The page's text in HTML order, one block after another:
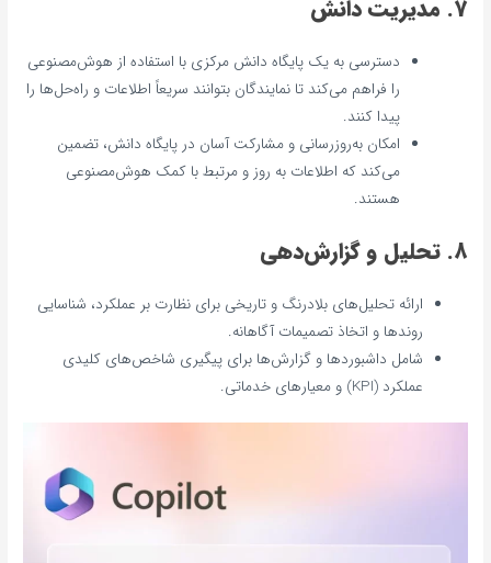
7. مدیریت دانش
دسترسی به یک پایگاه دانش مرکزی با استفاده از هوش‌مصنوعی
را فراهم می‌کند تا نمایندگان بتوانند سریعاً اطلاعات و راه‌حل‌ها را
پیدا کنند.
امکان به‌روزرسانی و مشارکت آسان در پایگاه دانش، تضمین
می‌کند که اطلاعات به روز و مرتبط با کمک هوش‌مصنوعی
هستند.
8. تحلیل و گزارش‌دهی
ارائه تحلیل‌های بلادرنگ و تاریخی برای نظارت بر عملکرد، شناسایی
روندها و اتخاذ تصمیمات آگاهانه.
شامل داشبوردها و گزارش‌ها برای پیگیری شاخص‌های کلیدی
عملکرد (KPI) و معیارهای خدماتی.